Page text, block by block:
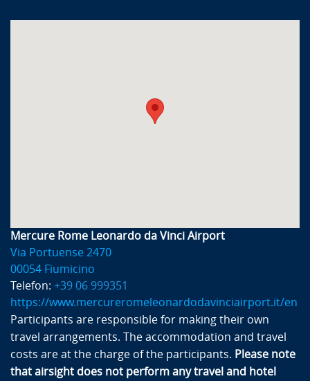
Mercure Rome Leonardo da Vinci Airport
Via Portuense 2470
00054 Fiumicino
Telefon: +39 06 999351
https://www.mercureromeleonardodavinciairport.it/en
Participants are responsible for making their own
travel arrangements. The accommodation and travel
costs are at the charge of the participants. Please note
that airsight does not perform any travel and hotel